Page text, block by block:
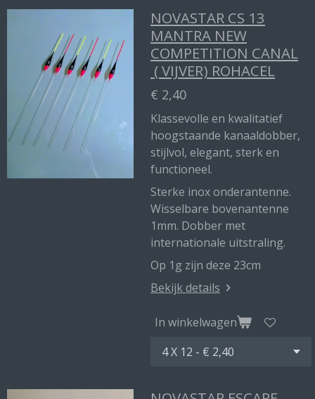
NOVASTAR CS 13
MANTRA NEW
COMPETITION CANAL
( VIJVER) ROHACEL
€ 2,40
Klassevolle en kwalitatief
hoogstaande kanaaldobber,
stijlvol, elegant, sterk en
functioneel.
Sterke inox onderantenne.
Wisselbare bovenantenne
1mm. Dobber met
internationale uitstraling.
Op 1g zijn deze 23cm
Bekijk details
In winkelwagen